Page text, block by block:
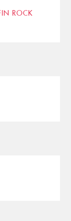
ROCK